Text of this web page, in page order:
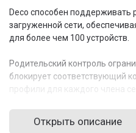
Deco способен поддерживать
загруженной сети,
для более чем 100 устройств.
Родительский контроль
блокирует соответствующий
профили для каждого члена
мобильному приложению Deco.
Открыть описание